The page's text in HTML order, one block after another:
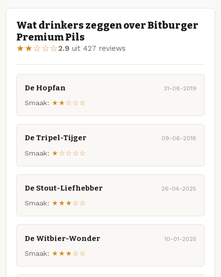
Wat drinkers zeggen over Bitburger
Premium Pils
★★☆☆☆2.9 uit 427 reviews
De Hopfan 31-08-2019
Smaak: ★★☆☆☆
De Tripel-Tijger 09-06-2018
Smaak: ★☆☆☆☆
De Stout-Liefhebber 26-04-2025
Smaak: ★★★☆☆
De Witbier-Wonder 10-01-2025
Smaak: ★★★☆☆